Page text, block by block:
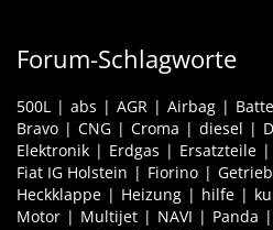
Forum-Schlagworte
500L abs AGR Airbag
Bravo
CNG Croma diesel
Elektronik
Erdgas Ersatzteile
Fiat IG Holstein
Fiorino
Heckklappe
Heizung hilfe
Motor
Multijet NAVI Panda